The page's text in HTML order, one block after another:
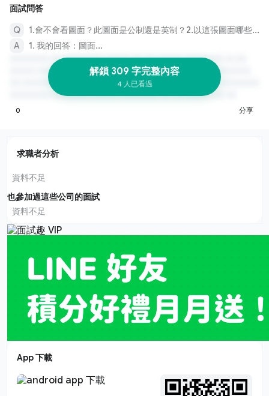
面試問答
1.會不會看圖面？此圖面是公制還是英制？2.以這張圖面哪些是重點尺寸？
1. 我的回答：圖面...
解鎖 309 字完整內容
4 人已看過
0 分享
求職者分析
資料不足
也參加過這些公司的面試
資料不足
App 下載